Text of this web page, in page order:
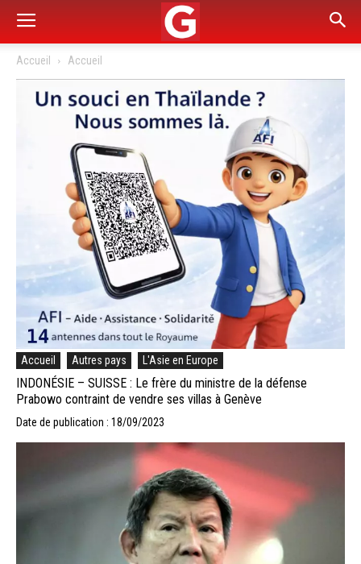
Accueil Accueil
Accueil Autres pays L'Asie en Europe
INDONÉSIE – SUISSE : Le frère du ministre de la défense
Prabowo contraint de vendre ses villas à Genève
Date de publication : 18/09/2023